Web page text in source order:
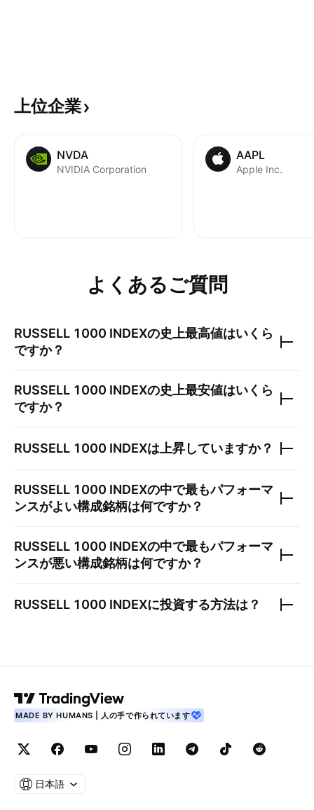
上位企業
NVDA
NVIDIA Corporation
AAPL
Apple Inc.
よくあるご質問
RUSSELL 1000 INDEXの史上最高値はいくら
ですか？
RUSSELL 1000 INDEXの史上最安値はいくら
ですか？
RUSSELL 1000 INDEXは上昇していますか？
RUSSELL 1000 INDEXの中で最もパフォーマ
ンスがよい構成銘柄は何ですか？
RUSSELL 1000 INDEXの中で最もパフォーマ
ンスが悪い構成銘柄は何ですか？
RUSSELL 1000 INDEXに投資する方法は？
MADE BY HUMANS | 人の手で作られています
日本語